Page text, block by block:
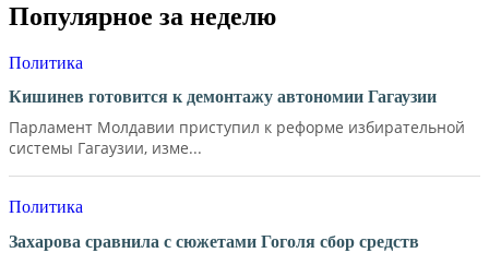
Популярное за неделю
Политика
Кишинев готовится к демонтажу автономии Гагаузии
Парламент Молдавии приступил к реформе избирательной
системы Гагаузии, изме...
Политика
Захарова сравнила с сюжетами Гоголя сбор средств